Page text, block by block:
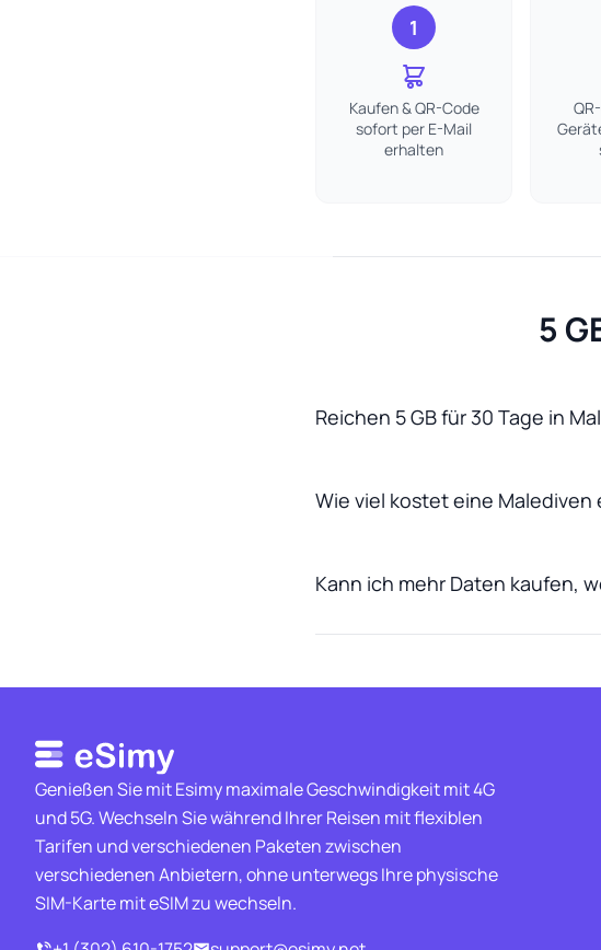
1
Kaufen & QR-Code
sofort per E-Mail
erhalten
5
Reichen 5 GB für 30 Tage in
Wie viel kostet eine Malediven
Kann ich mehr Daten kaufen,
Genießen Sie mit Esimy maximale Geschwindigkeit mit 4G
und 5G. Wechseln Sie während Ihrer Reisen mit flexiblen
Tarifen und verschiedenen Paketen zwischen
verschiedenen Anbietern, ohne unterwegs Ihre physische
SIM-Karte mit eSIM zu wechseln.